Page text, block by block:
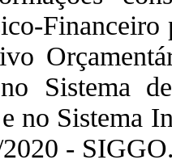
Sistema
no Sistema
-